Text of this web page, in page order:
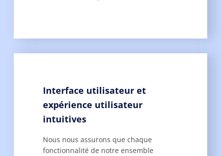
Interface utilisateur et
expérience utilisateur
intuitives
Nous nous assurons que chaque
fonctionnalité de notre ensemble